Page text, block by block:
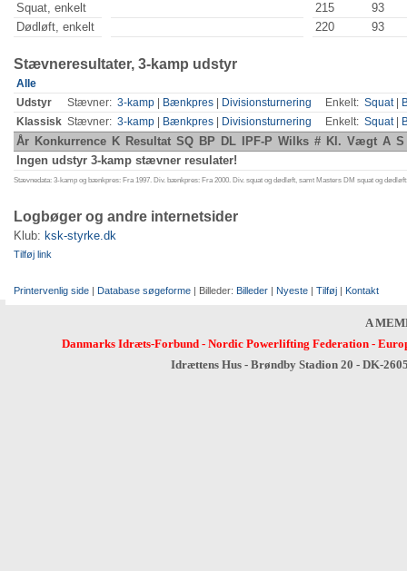
Squat, enkelt
215
93
Dødløft, enkelt
220 93
Stævneresultater, 3-kamp udstyr
Alle
Udstyr
Stævner: 3-kamp Bænkpres Divisionsturnering Enkelt: Squat|
Klassisk Stævner: 3-kamp Bænkpres Divisionsturnering Enkelt: Squat|
År Konkurrence K Resultat SQ BP DL IPF-P Wilks # Kl. Vægt A S
Ingen udstyr 3-kamp stævner resulater!
Stævnedata: 3-kamp og bænkpres: Fra 1997. Div. bænkpres: Fra 2000. Div. squat og dødløft, samt Masters DM squat og
Logbøger og andre internetsider
Klub: ksk-styrke.dk
Tilføj link
Printervenlig side | Database søgeforme | Billeder: Billeder | Nyeste | Tilføj | Kontakt
A
Danmarks Idræts-Forbund- Nordic Powerlifting Federation-
Idrættens Hus - Brøndby Stadion 20 - DK-